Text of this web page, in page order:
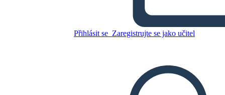
Přihlásit se Zaregistrujte se jako učitel
Afroamericani
PŘEHRÁT PREZENTACI